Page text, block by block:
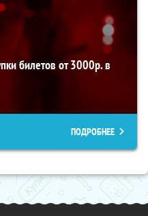
билетов от 3000р. в
ПОДРОБНЕЕ